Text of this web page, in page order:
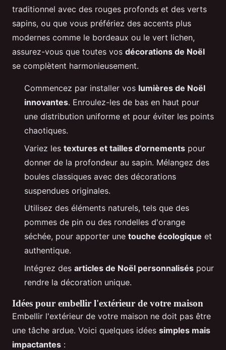
traditionnel avec des rouges profonds et des verts
sapins, ou que vous préfériez des accents plus
modernes comme le bordeaux ou le vert lichen,
assurez-vous que toutes vos décorations de Noël
se complètent harmonieusement.
Commencez par installer vos lumières de Noël
innovantes. Enroulez-les de bas en haut pour
une distribution uniforme et pour éviter les points
chaotiques.
Variez les textures et tailles d'ornements pour
donner de la profondeur au sapin. Mélangez des
boules classiques avec des décorations
suspendues originales.
Utilisez des éléments naturels, tels que des
pommes de pin ou des rondelles d'orange
séchée, pour apporter une touche écologique et
authentique.
Intégrez des articles de Noël personnalisés pour
rendre la décoration unique.
Idées pour embellir l'extérieur de votre maison
Embellir l'extérieur de votre maison ne doit pas être
une tâche ardue. Voici quelques idées simples mais
impactantes :